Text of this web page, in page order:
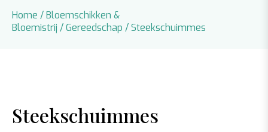
Home /Bloemschikken &
Bloemistrij /Gereedschap / Steekschuimmes
Steekschuimmes